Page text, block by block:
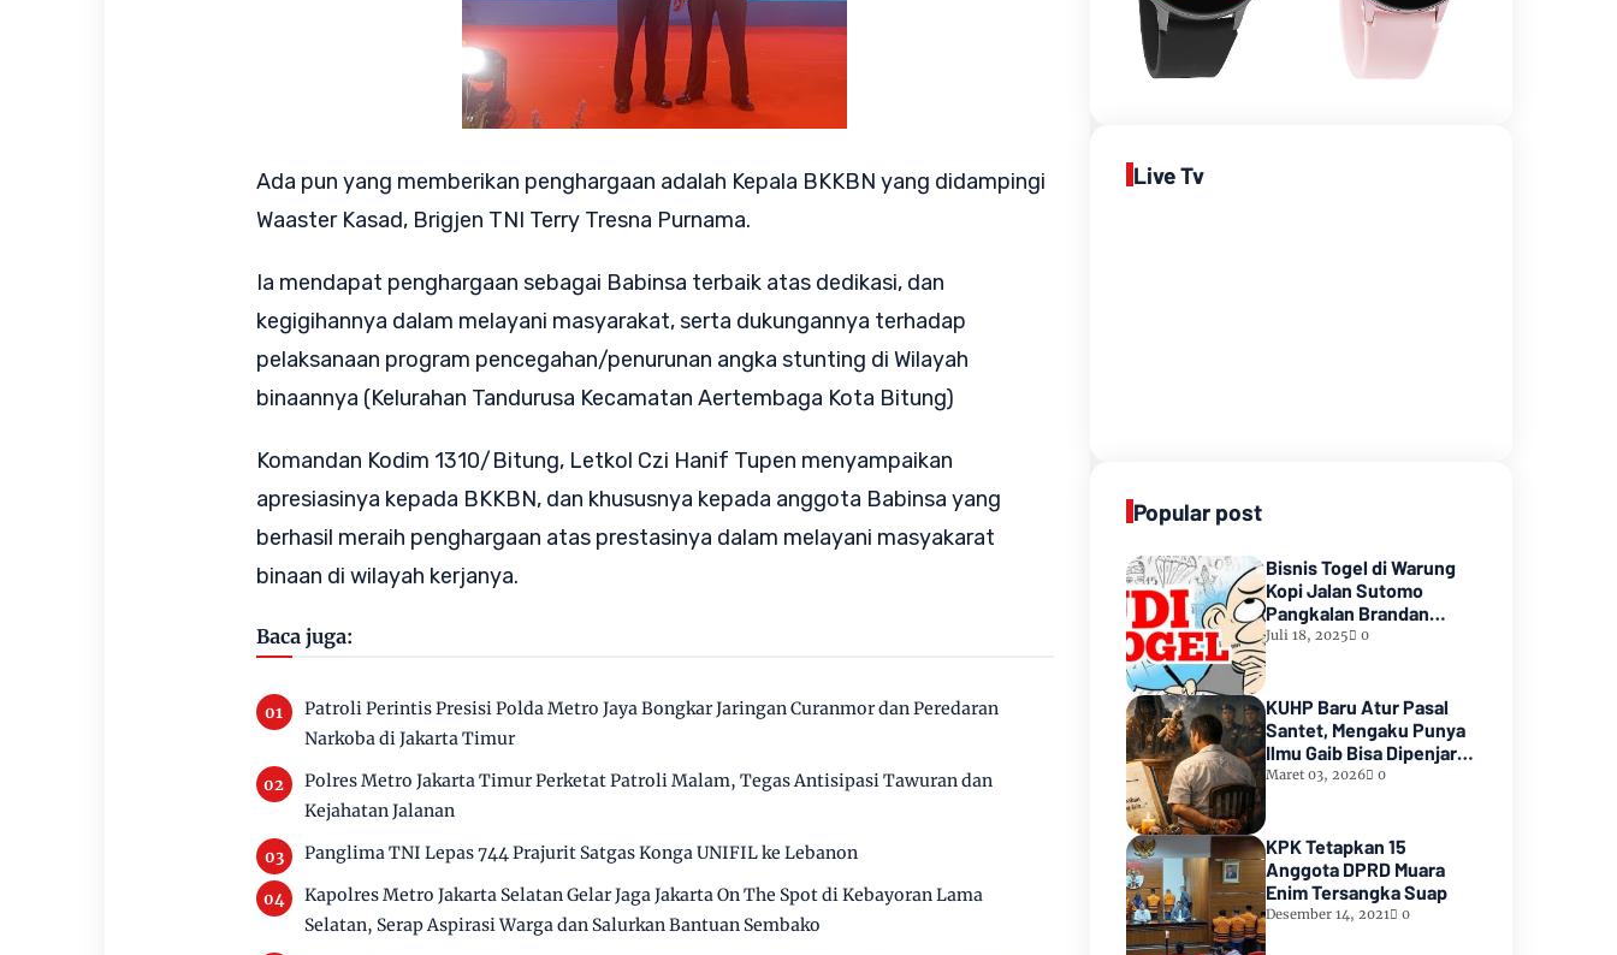
Ada pun yang memberikan penghargaan adalah Kepala BKKBN yang didampingi
Waaster Kasad, Brigjen TNI Terry Tresna Purnama.
Ia mendapat penghargaan sebagai Babinsa terbaik atas dedikasi, dan
kegigihannya dalam melayani masyarakat, serta dukungannya terhadap
pelaksanaan program pencegahan/penurunan angka stunting di Wilayah
binaannya (Kelurahan Tandurusa Kecamatan Aertembaga Kota Bitung)
Komandan Kodim 1310/Bitung, Letkol Czi Hanif Tupen menyampaikan
apresiasinya kepada BKKBN, dan khususnya kepada anggota Babinsa yang
berhasil meraih penghargaan atas prestasinya dalam melayani masyakarat
binaan di wilayah kerjanya.
Baca juga:
Patroli Perintis Presisi Polda Metro Jaya Bongkar Jaringan Curanmor dan Peredaran
Narkoba di Jakarta Timur
Polres Metro Jakarta Timur Perketat Patroli Malam, Tegas Antisipasi Tawuran dan
Kejahatan Jalanan
Panglima TNI Lepas 744 Prajurit Satgas Konga UNIFIL ke Lebanon
Kapolres Metro Jakarta Selatan Gelar Jaga Jakarta On The Spot di Kebayoran Lama
Selatan, Serap Aspirasi Warga dan Salurkan Bantuan Sembako
Live Tv
Popular post
Bisnis Togel di Warung
Kopi Jalan Sutomo
Pangkalan Brandan
Diduga Kebal Hukum
Juli 18, 2025 0
KUHP Baru Atur Pasal
Santet, Mengaku Punya
Ilmu Gaib Bisa Dipenjara
1,5 Tahun
Maret 03, 2026 0
KPK Tetapkan 15
Anggota DPRD Muara
Enim Tersangka Suap
Desember 14, 2021 0